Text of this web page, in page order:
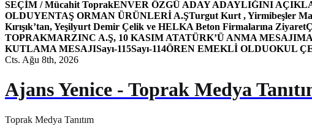
SEÇİM / Mücahit ToprakENVER ÖZGÜ ADAY ADAYLIĞINI
OLDUYENTAŞ ORMAN ÜRÜNLERİ A.ŞTurgut Kurt , Yirmibeşler
Kırışık’tan, Yeşilyurt Demir Çelik ve HELKA Beton Firmalarına Ziyaret
TOPRAKMARZINC A.Ş, 10 KASIM ATATÜRK’Ü ANMA MESAJI
KUTLAMA MESAJISayı-115Sayı-114ÖREN EMEKLİ OLDUOKUL
Cts. Ağu 8th, 2026
Ajans Yenice - Toprak Medya
Toprak Medya Tanıtım